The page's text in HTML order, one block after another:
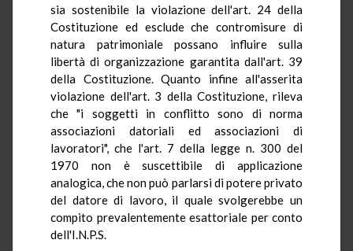
sia sostenibile la violazione dell'art. 24 della
Costituzione ed esclude che contromisure di
natura patrimoniale possano influire sulla
libertà di organizzazione garantita dall'art. 39
della Costituzione. Quanto infine all'asserita
violazione dell'art. 3 della Costituzione, rileva
che "i soggetti in conflitto sono di norma
associazioni datoriali ed associazioni di
lavoratori", che l'art. 7 della legge n. 300 del
1970 non è suscettibile di applicazione
analogica, che non può parlarsi di potere privato
del datore di lavoro, il quale svolgerebbe un
compito prevalentemente esattoriale per conto
dell'I.N.P.S.